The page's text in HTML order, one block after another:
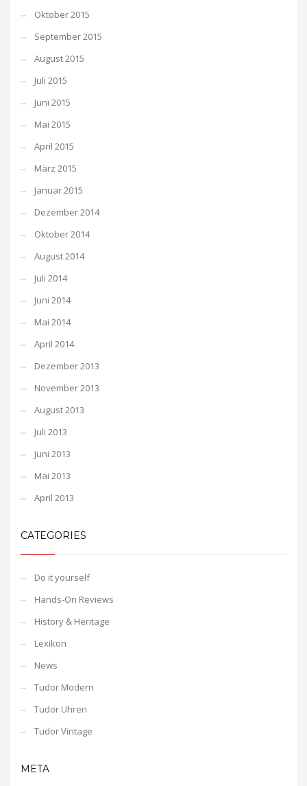
Oktober 2015
September 2015
August 2015
Juli 2015
Juni 2015
Mai 2015
April 2015
März 2015
Januar 2015
Dezember 2014
Oktober 2014
August 2014
Juli 2014
Juni 2014
Mai 2014
April 2014
Dezember 2013
November 2013
August 2013
Juli 2013
Juni 2013
Mai 2013
April 2013
CATEGORIES
Do it yourself
Hands-On Reviews
History & Heritage
Lexikon
News
Tudor Modern
Tudor Uhren
Tudor Vintage
META